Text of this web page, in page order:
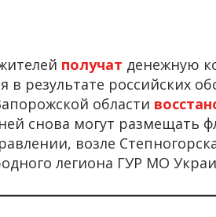
получат денежную
результате российских
области
снова могут размещать
возле
легиона ГУР МО